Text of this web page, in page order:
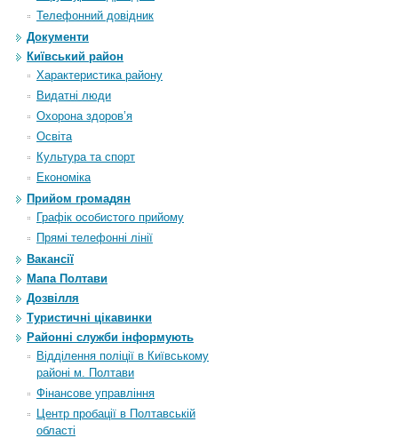
Телефонний довідник
Документи
Київський район
Характеристика району
Видатні люди
Охорона здоров’я
Освіта
Культура та спорт
Економіка
Прийом громадян
Графік особистого прийому
Прямі телефонні лінії
Вакансії
Мапа Полтави
Дозвілля
Туристичні цікавинки
Районні служби інформують
Відділення поліції в Київському
районі м. Полтави
Фінансове управління
Центр пробації в Полтавській
області